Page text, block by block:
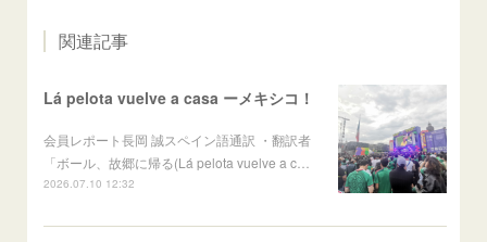
関連記事
Lá pelota vuelve a casa ーメキシコ！
会員レポート長岡 誠スペイン語通訳 ・翻訳者
「ボール、故郷に帰る(Lá pelota vuelve a c…
2026.07.10 12:32